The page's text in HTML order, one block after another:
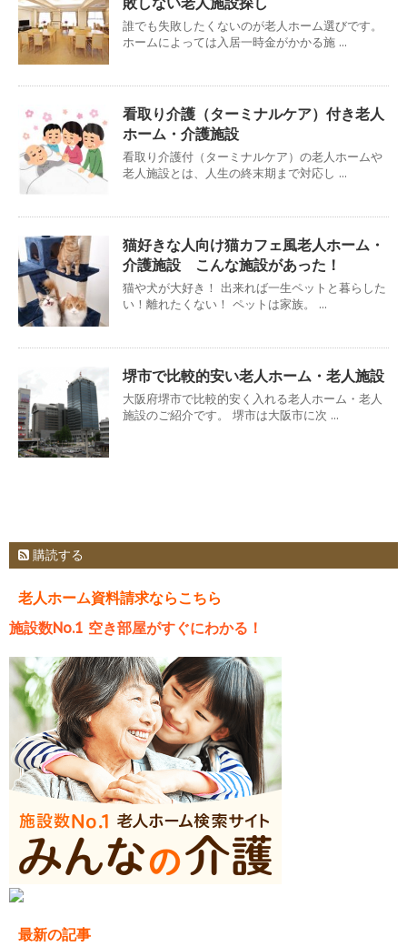
誰でも失敗したくないのが老人ホーム選びです。
ホームによっては入居一時金がかかる施 ...
看取り介護（ターミナルケア）付き老人
ホーム・介護施設
看取り介護付（ターミナルケア）の老人ホームや
老人施設とは、人生の終末期まで対応し ...
猫好きな人向け猫カフェ風老人ホーム・
介護施設 こんな施設があった！
猫や犬が大好き！ 出来れば一生ペットと暮らした
い！離れたくない！ ペットは家族。 ...
堺市で比較的安い老人ホーム・老人施設
大阪府堺市で比較的安く入れる老人ホーム・老人
施設のご紹介です。 堺市は大阪市に次 ...
購読する
老人ホーム資料請求ならこちら
施設数No.1 空き部屋がすぐにわかる！
最新の記事